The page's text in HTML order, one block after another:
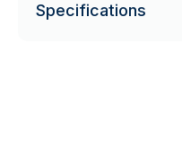
Specifications